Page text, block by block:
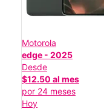
Motorola
edge - 2025
Desde
$12.50 al mes
por 24 meses
Hoy